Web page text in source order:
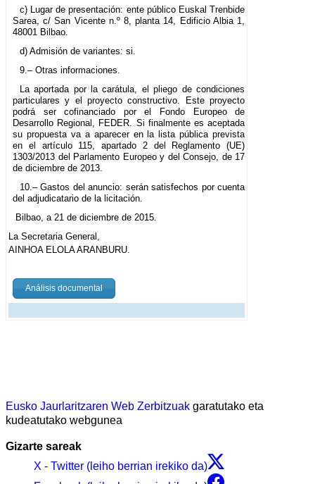
c) Lugar de presentación: ente público Euskal Trenbide
Sarea, c/ San Vicente n.º 8, planta 14, Edificio Albia 1,
48001 Bilbao.
d) Admisión de variantes: si.
9.– Otras informaciones.
La aportada por la carátula, el pliego de condiciones
particulares y el proyecto constructivo. Este proyecto
podrá ser cofinanciado por el Fondo Europeo de
Desarrollo Regional, FEDER. Si finalmente es aceptada
su propuesta va a aparecer en la lista pública prevista
en el artículo 115, apartado 2 del Reglamento (UE)
1303/2013 del Parlamento Europeo y del Consejo, de 17
de diciembre de 2013.
10.– Gastos del anuncio: serán satisfechos por cuenta
del adjudicatario de la licitación.
Bilbao, a 21 de diciembre de 2015.
La Secretaria General,
AINHOA ELOLA ARANBURU.
Análisis documental
Eusko Jaurlaritzaren Web Zerbitzuak garatutako eta
kudeatutako webgunea
Gizarte sareak
X - Twitter (leiho berrian irekiko da)